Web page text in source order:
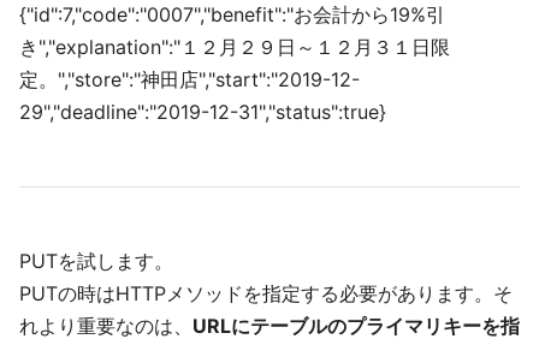
{"id":7,"code":"0007","benefit":"お会計から19%引
き","explanation":"１２月２９日～１２月３１日限
定。","store":"神田店","start":"2019-12-
29","deadline":"2019-12-31","status":true}
PUTを試します。
PUTの時はHTTPメソッドを指定する必要があります。そ
れより重要なのは、 URLにテーブルのプライマリキーを指